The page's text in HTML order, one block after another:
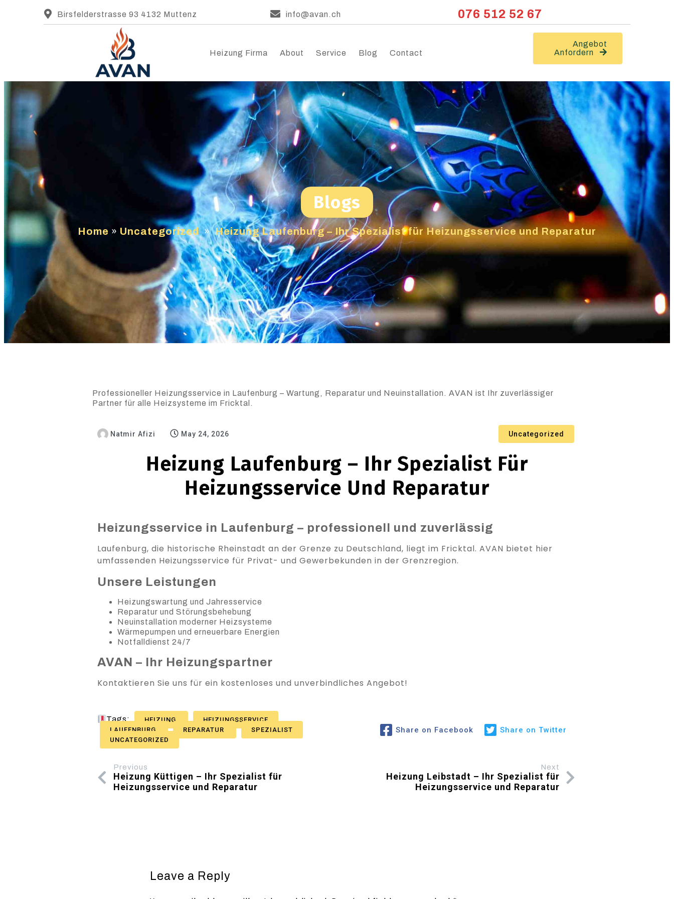
Birsfelderstrasse 93 4132 Muttenz info@avan.ch 076 512 52 67
Heizung Firma About Service Blog Contact
Angebot
Anfordern
Blogs
Home » Uncategorized » Heizung Laufenburg – Ihr Spezialist für Heizungsservice und Reparatur
Professioneller Heizungsservice in Laufenburg – Wartung, Reparatur und Neuinstallation. AVAN ist Ihr zuverlässiger
Partner für alle Heizsysteme im Fricktal.
Natmir Afizi May 24, 2026 Uncategorized
Heizung Laufenburg – Ihr Spezialist Für
Heizungsservice Und Reparatur
Heizungsservice in Laufenburg – professionell und zuverlässig
Laufenburg, die historische Rheinstadt an der Grenze zu Deutschland, liegt im Fricktal. AVAN bietet hier
umfassenden Heizungsservice für Privat- und Gewerbekunden in der Grenzregion.
Unsere Leistungen
Heizungswartung und Jahresservice
Reparatur und Störungsbehebung
Neuinstallation moderner Heizsysteme
Wärmepumpen und erneuerbare Energien
Notfalldienst 24/7
AVAN – Ihr Heizungspartner
Kontaktieren Sie uns für ein kostenloses und unverbindliches Angebot!
Tags: HEIZUNG
HEIZUNGSSERVICE
LAUFENBURG
REPARATUR
SPEZIALIST
UNCATEGORIZED
Share on Facebook Share on Twitter
Previous
Heizung Küttigen – Ihr Spezialist für
Heizungsservice und Reparatur
Next
Heizung Leibstadt – Ihr Spezialist für
Heizungsservice und Reparatur
Leave a Reply